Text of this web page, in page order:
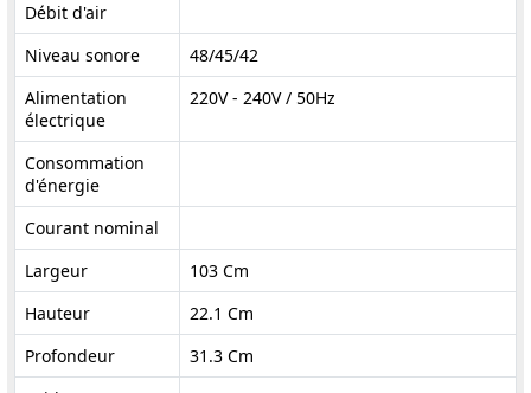
Débit d'air
Niveau sonore
48/45/42
Alimentation
électrique
220V - 240V / 50Hz
Consommation
d'énergie
Courant nominal
Largeur
103 Cm
Hauteur
22.1 Cm
Profondeur
31.3 Cm